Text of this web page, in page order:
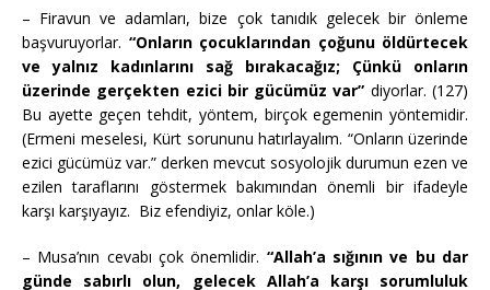
– Firavun ve adamları, bize çok tanıdık gelecek bir önleme
başvuruyorlar. “Onların çocuklarından çoğunu öldürtecek
ve yalnız kadınlarını sağ bırakacağız; Çünkü onların
üzerinde gerçekten ezici bir gücümüz var” diyorlar. (127)
Bu ayette geçen tehdit, yöntem, birçok egemenin yöntemidir.
(Ermeni meselesi, Kürt sorununu hatırlayalım. “Onların üzerinde
ezici gücümüz var.” derken mevcut sosyolojik durumun ezen ve
ezilen taraflarını göstermek bakımından önemli bir ifadeyle
karşı karşıyayız. Biz efendiyiz, onlar köle.)
– Musa’nın cevabı çok önemlidir. “Allah’a sığının ve bu dar
günde sabırlı olun, gelecek Allah’a karşı sorumluluk